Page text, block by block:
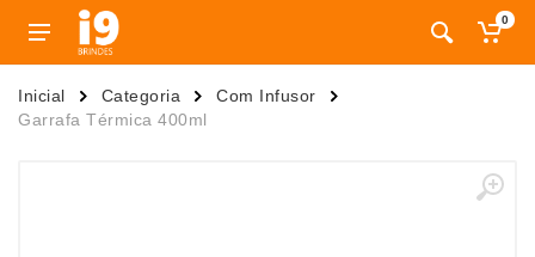
0
Inicial Categoria
Com Infusor
Garrafa Térmica 400ml